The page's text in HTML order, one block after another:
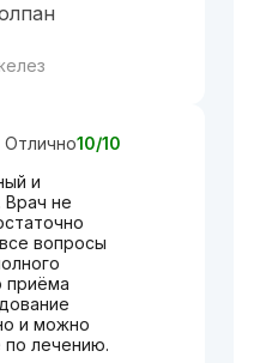
Отлично10/10
и
Врач не
вопросы
приёма
и можно
по лечению.